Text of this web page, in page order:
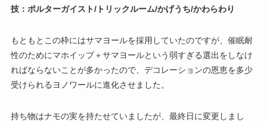
技：ポルターガイスト/トリックルーム/かげうち/かわらわり
もともとこの枠にはサマヨールを採用していたのですが、催眠耐
性のためにマホイップ＋サマヨールという弱すぎる選出をしなけ
ればならないことが多かったので、デコレーションの恩恵を多少
受けられるヨノワールに進化させました。
持ち物はナモの実を持たせていましたが、最終日に変更しまし